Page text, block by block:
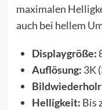
maximalen
auch bei hellem
Displaygröße:
Auflösung: 3K
Helligkeit: Bis